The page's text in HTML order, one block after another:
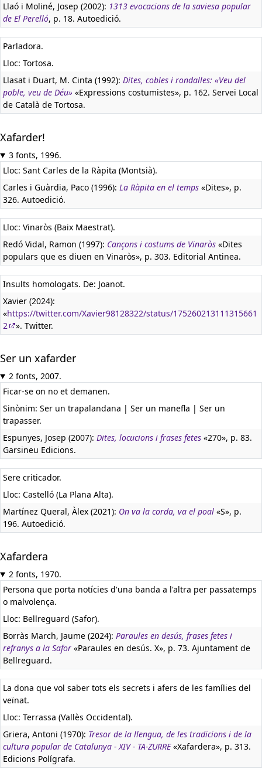
Llaó i Moliné, Josep (2002): 1313 evocacions de la saviesa popular
de El Perelló, p. 18. Autoedició.
Parladora.
Lloc: Tortosa.
Llasat i Duart, M. Cinta (1992): Dites, cobles i rondalles: «Veu del
poble, veu de Déu» «Expressions costumistes», p. 162. Servei Local
de Català de Tortosa.
Xafarder!
3 fonts, 1996.
Lloc: Sant Carles de la Ràpita (Montsià).
Carles i Guàrdia, Paco (1996): La Ràpita en el temps «Dites», p.
326. Autoedició.
Lloc: Vinaròs (Baix Maestrat).
Redó Vidal, Ramon (1997): Cançons i costums de Vinaròs «Dites
populars que es diuen en Vinaròs», p. 303. Editorial Antinea.
Insults homologats. De: Joanot.
Xavier (2024):
«https://twitter.com/Xavier98128322/status/175260213111315661
2
». Twitter.
Ser un xafarder
2 fonts, 2007.
Ficar-se on no et demanen.
Sinònim: Ser un trapalandana | Ser un manefla | Ser un
trapasser.
Espunyes, Josep (2007): Dites, locucions i frases fetes «270», p. 83.
Garsineu Edicions.
Sere criticador.
Lloc: Castelló (La Plana Alta).
Martínez Queral, Àlex (2021): On va la corda, va el poal «S», p.
196. Autoedició.
Xafardera
2 fonts, 1970.
Persona que porta notícies d'una banda a l'altra per passatemps
o malvolença.
Lloc: Bellreguard (Safor).
Borràs March, Jaume (2024): Paraules en desús, frases fetes i
refranys a la Safor «Paraules en desús. X», p. 73. Ajuntament de
Bellreguard.
La dona que vol saber tots els secrets i afers de les famílies del
veïnat.
Lloc: Terrassa (Vallès Occidental).
Griera, Antoni (1970): Tresor de la llengua, de les tradicions i de la
cultura popular de Catalunya - XIV - TA-ZURRE«Xafardera», p. 313.
Edicions Polígrafa.